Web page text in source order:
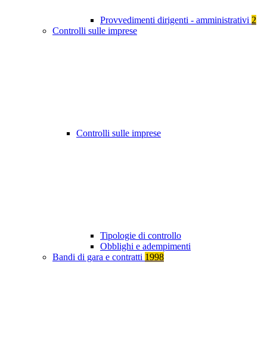
Provvedimenti dirigenti - amministrativi 2
Controlli sulle imprese
Controlli sulle imprese
Tipologie di controllo
Obblighi e adempimenti
Bandi di gara e contratti 1998